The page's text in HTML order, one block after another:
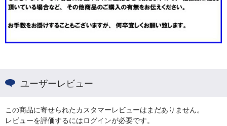
ユーザーレビュー
この商品に寄せられたカスタマーレビューはまだありません。
レビューを評価するにはログインが必要です。